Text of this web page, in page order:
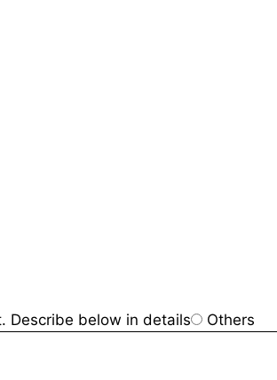
Describe below in details Others